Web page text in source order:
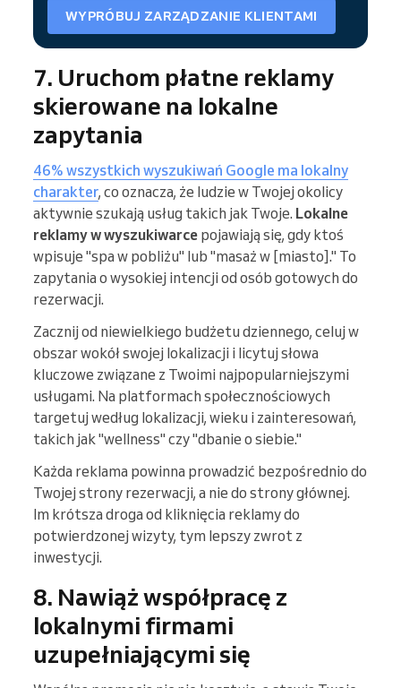
WYPRÓBUJ ZARZĄDZANIE KLIENTAMI
7. Uruchom płatne reklamy
skierowane na lokalne
zapytania
46% wszystkich wyszukiwań Google ma lokalny
charakter, co oznacza, że ludzie w Twojej okolicy
aktywnie szukają usług takich jak Twoje. Lokalne
reklamy w wyszukiwarce pojawiają się, gdy ktoś
wpisuje "spa w pobliżu" lub "masaż w [miasto]." To
zapytania o wysokiej intencji od osób gotowych do
rezerwacji.
Zacznij od niewielkiego budżetu dziennego, celuj w
obszar wokół swojej lokalizacji i licytuj słowa
kluczowe związane z Twoimi najpopularniejszymi
usługami. Na platformach społecznościowych
targetuj według lokalizacji, wieku i zainteresowań,
takich jak "wellness" czy "dbanie o siebie."
Każda reklama powinna prowadzić bezpośrednio do
Twojej strony rezerwacji, a nie do strony głównej.
Im krótsza droga od kliknięcia reklamy do
potwierdzonej wizyty, tym lepszy zwrot z
inwestycji.
8. Nawiąż współpracę z
lokalnymi firmami
uzupełniającymi się